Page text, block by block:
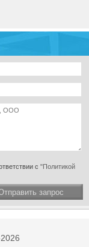
с "Политикой
запрос